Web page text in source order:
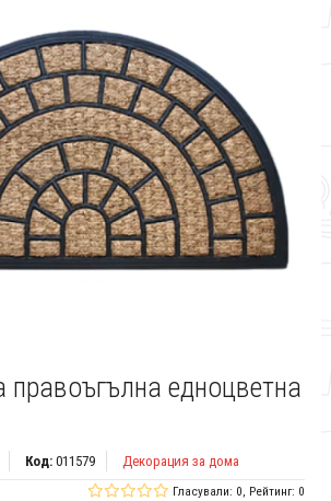
правоъгълна едноцветна
Код:011579 Декорация за дома
Гласували: 0, Рейтинг: 0